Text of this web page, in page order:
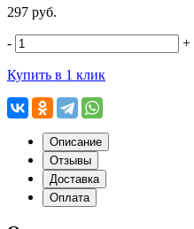
297 руб.
- +
Купить в 1 клик
Описание
Отзывы
Доставка
Оплата